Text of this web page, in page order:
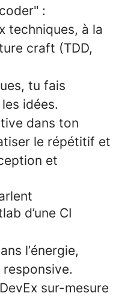
:
techniques, à la
craft (TDD,
tu fais
idées.
dans ton
le répétitif et
et
d’une CI
l’énergie,
sur-mesure